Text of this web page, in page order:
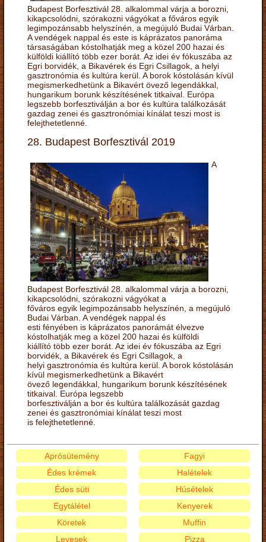
Budapest Borfesztivál 28. alkalommal várja a borozni,
kikapcsolódni, szórakozni vágyókat a főváros egyik
legimpozánsabb helyszínén, a megújuló Budai Várban.
A vendégek nappal és este is káprázatos panoráma
társaságában kóstolhatják meg a közel 200 hazai és
külföldi kiállító több ezer borát. Az idei év fókuszába az
Egri borvidék, a Bikavérek és Egri Csillagok, a helyi
gasztronómia és kultúra kerül. A borok kóstolásán kívül
megismerkedhetünk a Bikavért övező legendákkal,
hungarikum borunk készítésének titkaival. Európa
legszebb borfesztiválján a bor és kultúra találkozását
gazdag zenei és gasztronómiai kínálat teszi most is
felejthetetlenné.
28. Budapest Borfesztivál 2019
A
Budapest Borfesztivál 28. alkalommal várja a borozni,
kikapcsolódni, szórakozni vágyókat a
főváros egyik legimpozánsabb helyszínén, a megújuló
Budai Várban. A vendégek nappal és
esti fényében is káprázatos panorámát élvezve
kóstolhatják meg a közel 200 hazai és külföldi
kiállító több ezer borát. Az idei év fókuszába az Egri
borvidék, a Bikavérek és Egri Csillagok, a
helyi gasztronómia és kultúra kerül. A borok kóstolásán
kívül megismerkedhetünk a Bikavért
övező legendákkal, hungarikum borunk készítésének
titkaival. Európa legszebb
borfesztiválján a bor és kultúra találkozását gazdag
zenei és gasztronómiai kínálat teszi most
is felejthetetlenné.
Aprósütemény
Édes krémek
Édes süti
Egytálétel
Fagyi
Halételek
Húsételek
Kenyerek
Köretek
Levesek
Muffin
Pizza